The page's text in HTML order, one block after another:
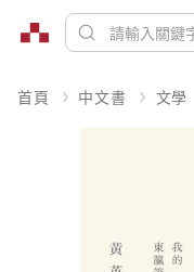
首頁 中文書 文學